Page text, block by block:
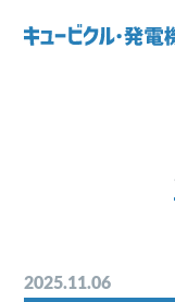
2025.11.06